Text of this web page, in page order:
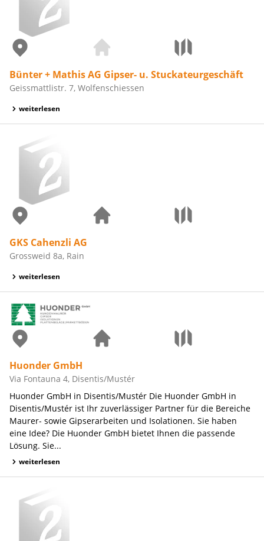
Bünter + Mathis AG Gipser- u. Stuckateurgeschäft
Geissmattlistr. 7, Wolfenschiessen
weiterlesen
GKS Cahenzli AG
Grossweid 8a, Rain
weiterlesen
Huonder GmbH
Via Fontauna 4, Disentis/Mustér
Huonder GmbH in Disentis/Mustér Die Huonder GmbH in
Disentis/Mustér ist Ihr zuverlässiger Partner für die Bereiche
Maurer- sowie Gipserarbeiten und Isolationen. Sie haben
eine Idee? Die Huonder GmbH bietet Ihnen die passende
Lösung. Sie...
weiterlesen